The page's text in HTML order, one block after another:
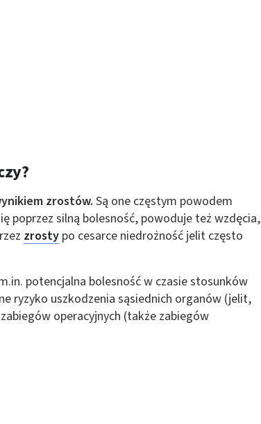
zrostów.Są one częstym powodem
poprzez silną bolesność, powoduje też wzdęcia,
zrosty po cesarce niedrożność jelit często
potencjalna bolesność w czasie stosunków
ryzyko uszkodzenia sąsiednich organów (jelit,
operacyjnych (także zabiegów